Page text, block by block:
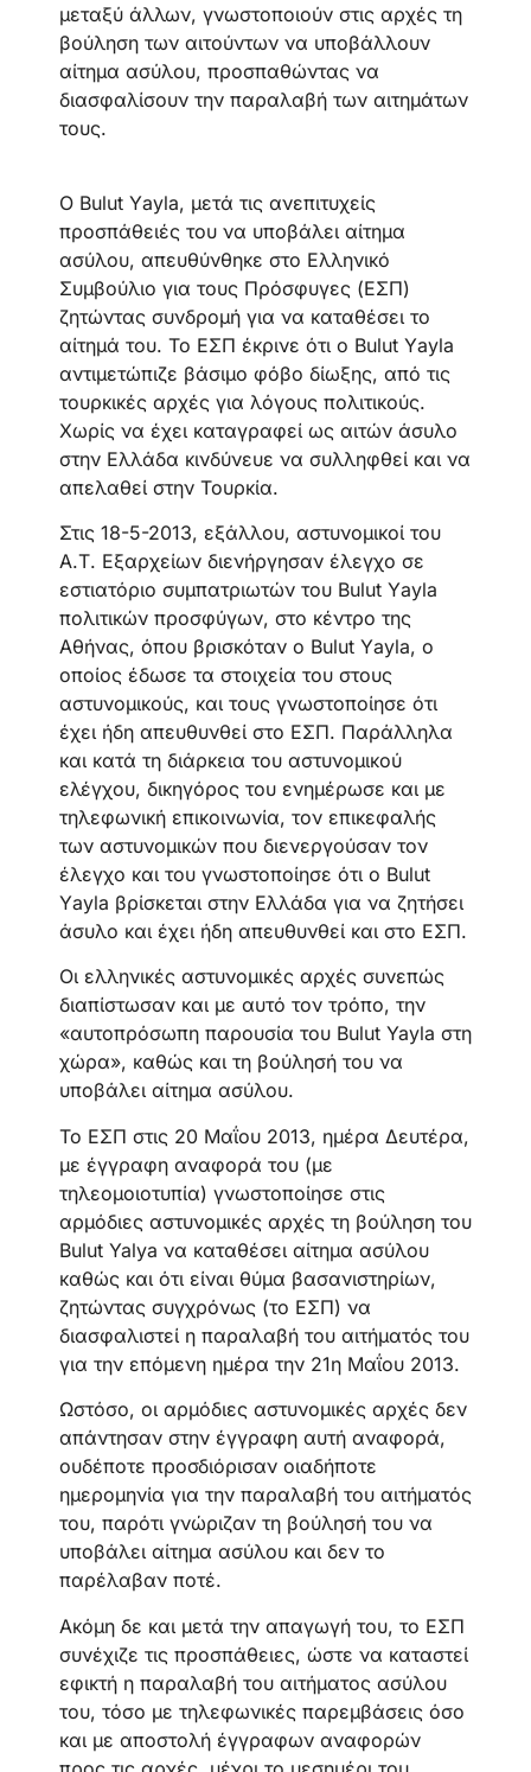
μεταξύ άλλων, γνωστοποιούν στις αρχές τη
βούληση των αιτούντων να υποβάλλουν
αίτημα ασύλου, προσπαθώντας να
διασφαλίσουν την παραλαβή των αιτημάτων
τους.
Ο Bulut Υayla, μετά τις ανεπιτυχείς
προσπάθειές του να υποβάλει αίτημα
ασύλου, απευθύνθηκε στο Ελληνικό
Συμβούλιο για τους Πρόσφυγες (ΕΣΠ)
ζητώντας συνδρομή για να καταθέσει το
αίτημά του. Το ΕΣΠ έκρινε ότι ο Bulut Υayla
αντιμετώπιζε βάσιμο φόβο δίωξης, από τις
τουρκικές αρχές για λόγους πολιτικούς.
Χωρίς να έχει καταγραφεί ως αιτών άσυλο
στην Ελλάδα κινδύνευε να συλληφθεί και να
απελαθεί στην Τουρκία.
Στις 18-5-2013, εξάλλου, αστυνομικοί του
Α.Τ. Εξαρχείων διενήργησαν έλεγχο σε
εστιατόριο συμπατριωτών του Bulut Υayla
πολιτικών προσφύγων, στο κέντρο της
Αθήνας, όπου βρισκόταν ο Bulut Υayla, ο
οποίος έδωσε τα στοιχεία του στους
αστυνομικούς, και τους γνωστοποίησε ότι
έχει ήδη απευθυνθεί στο ΕΣΠ. Παράλληλα
και κατά τη διάρκεια του αστυνομικού
ελέγχου, δικηγόρος του ενημέρωσε και με
τηλεφωνική επικοινωνία, τον επικεφαλής
των αστυνομικών που διενεργούσαν τον
έλεγχο και του γνωστοποίησε ότι ο Bulut
Υayla βρίσκεται στην Ελλάδα για να ζητήσει
άσυλο και έχει ήδη απευθυνθεί και στο ΕΣΠ.
Οι ελληνικές αστυνομικές αρχές συνεπώς
διαπίστωσαν και με αυτό τον τρόπο, την
«αυτοπρόσωπη παρουσία του Bulut Yayla στη
χώρα», καθώς και τη βούλησή του να
υποβάλει αίτημα ασύλου.
Το ΕΣΠ στις 20 Μαΐου 2013, ημέρα Δευτέρα,
με έγγραφη αναφορά του (με
τηλεομοιοτυπία) γνωστοποίησε στις
αρμόδιες αστυνομικές αρχές τη βούληση του
Bulut Yalya να καταθέσει αίτημα ασύλου
καθώς και ότι είναι θύμα βασανιστηρίων,
ζητώντας συγχρόνως (το ΕΣΠ) να
διασφαλιστεί η παραλαβή του αιτήματός του
για την επόμενη ημέρα την 21η Μαΐου 2013.
Ωστόσο, οι αρμόδιες αστυνομικές αρχές δεν
απάντησαν στην έγγραφη αυτή αναφορά,
ουδέποτε προσδιόρισαν οιαδήποτε
ημερομηνία για την παραλαβή του αιτήματός
του, παρότι γνώριζαν τη βούλησή του να
υποβάλει αίτημα ασύλου και δεν το
παρέλαβαν ποτέ.
Ακόμη δε και μετά την απαγωγή του, το ΕΣΠ
συνέχιζε τις προσπάθειες, ώστε να καταστεί
εφικτή η παραλαβή του αιτήματος ασύλου
του, τόσο με τηλεφωνικές παρεμβάσεις όσο
και με αποστολή έγγραφων αναφορών